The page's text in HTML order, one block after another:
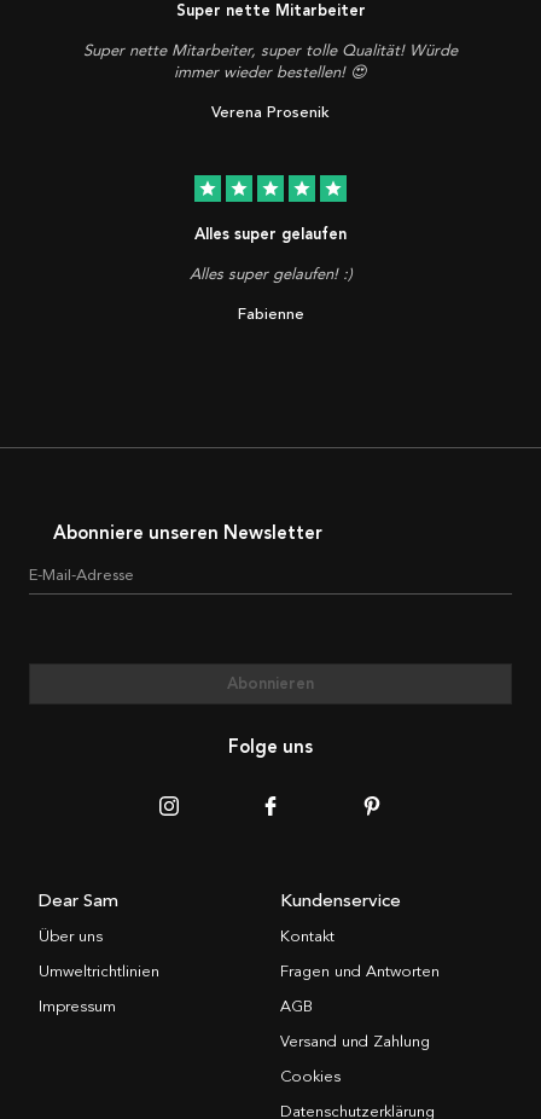
Super nette Mitarbeiter
Super nette Mitarbeiter, super tolle Qualität! Würde
immer wieder bestellen! 😍
Verena Prosenik
star star star star star
Alles super gelaufen
Alles super gelaufen! :)
Fabienne
Abonniere unseren Newsletter
E-Mail-Adresse
Abonnieren
Folge uns
Dear Sam
Über uns
Umweltrichtlinien
Impressum
Kundenservice
Kontakt
Fragen und Antworten
AGB
Versand und Zahlung
Cookies
Datenschutzerklärung